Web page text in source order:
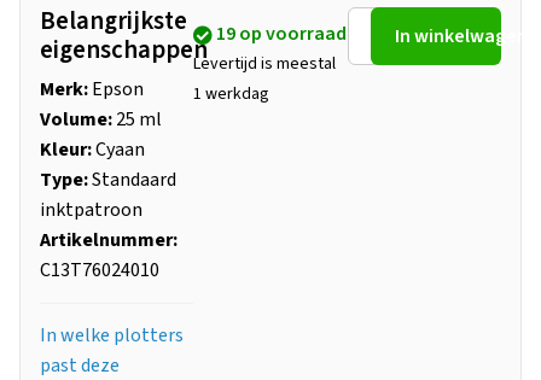
Belangrijkste
eigenschappen
Merk:Epson
Volume:25 ml
Kleur:Cyaan
Type:Standaard
inktpatroon
Artikelnummer:
C13T76024010
In welke plotters
past deze
19 op voorraad
Levertijd is meestal
1 werkdag
In winkelwagen